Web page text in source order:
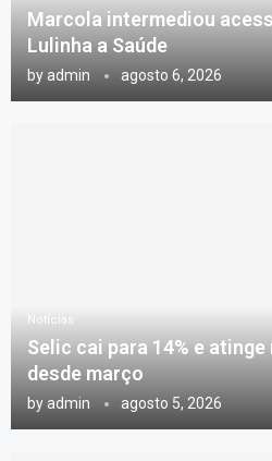
Marcola intermediou
Lulinha a Saúde
by admin agosto 6, 2026
Notícias
Selic cai para 14% e
desde março
byadmin agosto 5, 2026